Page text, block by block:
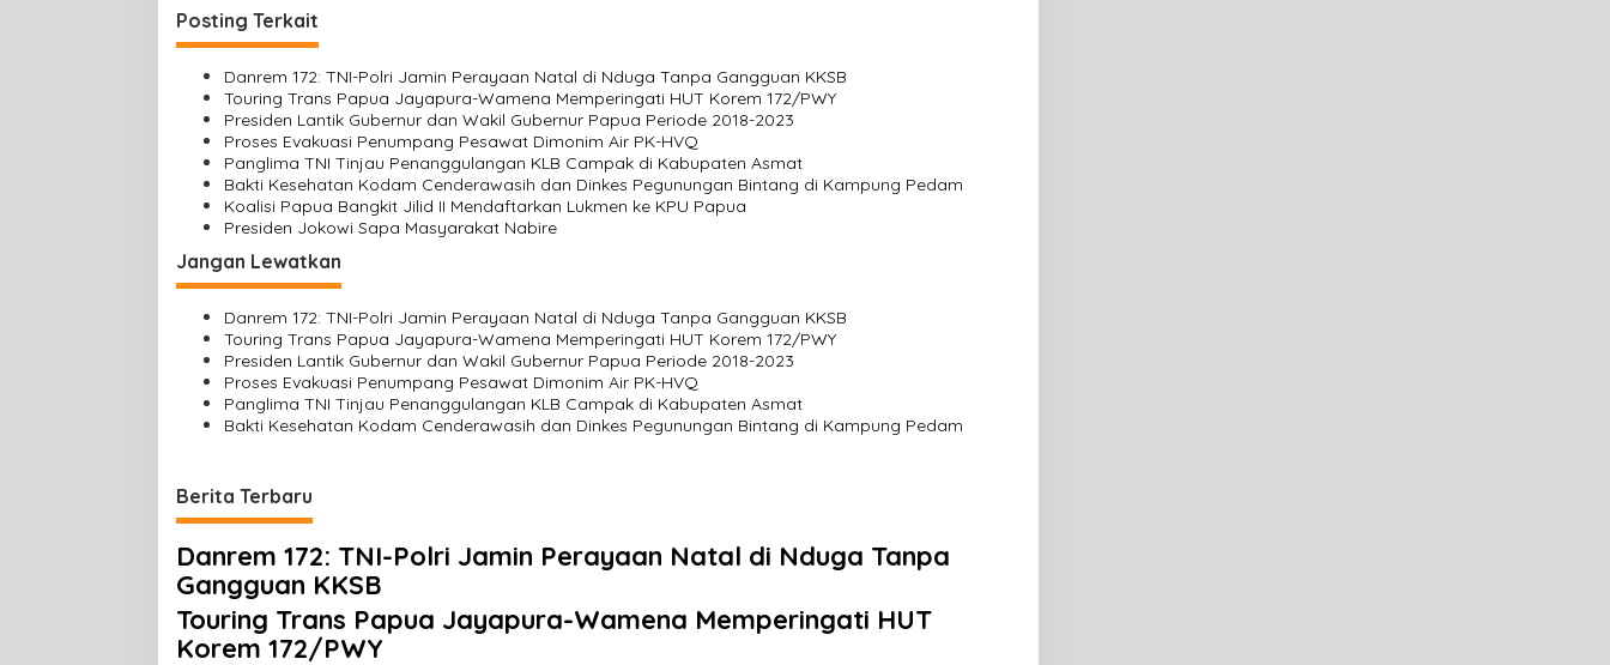
i
g
a
s
i
p
o
s
Posting Terkait
Danrem 172: TNI-Polri Jamin Perayaan Natal di Nduga Tanpa Gangguan KKSB
Touring Trans Papua Jayapura-Wamena Memperingati HUT Korem 172/PWY
Presiden Lantik Gubernur dan Wakil Gubernur Papua Periode 2018-2023
Proses Evakuasi Penumpang Pesawat Dimonim Air PK-HVQ
Panglima TNI Tinjau Penanggulangan KLB Campak di Kabupaten Asmat
Bakti Kesehatan Kodam Cenderawasih dan Dinkes Pegunungan Bintang di Kampung Pedam
Koalisi Papua Bangkit Jilid II Mendaftarkan Lukmen ke KPU Papua
Presiden Jokowi Sapa Masyarakat Nabire
Jangan Lewatkan
Danrem 172: TNI-Polri Jamin Perayaan Natal di Nduga Tanpa Gangguan KKSB
Touring Trans Papua Jayapura-Wamena Memperingati HUT Korem 172/PWY
Presiden Lantik Gubernur dan Wakil Gubernur Papua Periode 2018-2023
Proses Evakuasi Penumpang Pesawat Dimonim Air PK-HVQ
Panglima TNI Tinjau Penanggulangan KLB Campak di Kabupaten Asmat
Bakti Kesehatan Kodam Cenderawasih dan Dinkes Pegunungan Bintang di Kampung Pedam
Berita Terbaru
Danrem 172: TNI-Polri Jamin Perayaan Natal di Nduga Tanpa
Gangguan KKSB
Touring Trans Papua Jayapura-Wamena Memperingati HUT
Korem 172/PWY